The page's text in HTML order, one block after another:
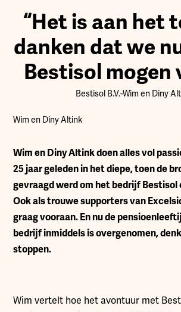
“Het is aan het
danken dat we
Bestisol mogen
Bestisol B.V.-Wim en Diny
Wim en Diny Altink
Wim en Diny Altink doen alles vol
25 jaar geleden in het diepe, toen de
gevraagd werd om het bedrijf Bestisol
Ook als trouwe supporters van
graag vooraan. En nu de
bedrijf inmiddels is overgenomen,
stoppen.
Wim vertelt hoe het avontuur met